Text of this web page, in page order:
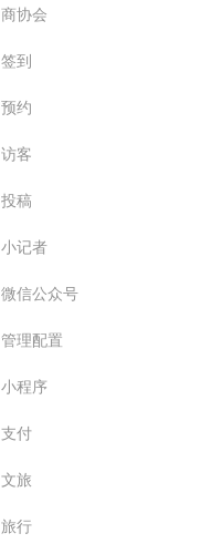
商协会
签到
预约
访客
投稿
小记者
微信公众号
管理配置
小程序
支付
文旅
旅行